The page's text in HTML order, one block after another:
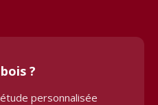
?
personnalisée